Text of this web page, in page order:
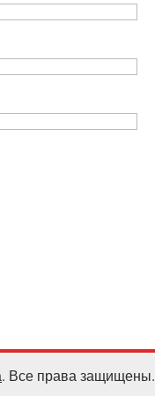
. Все права защищены.